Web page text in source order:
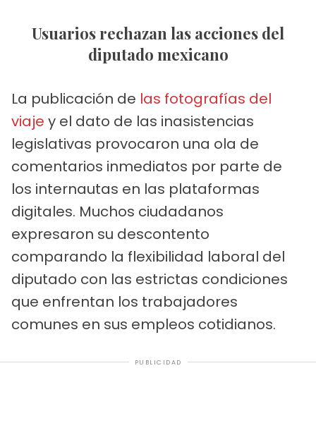
Usuarios rechazan las acciones del
diputado mexicano
La publicación de las fotografías del
viaje y el dato de las inasistencias
legislativas provocaron una ola de
comentarios inmediatos por parte de
los internautas en las plataformas
digitales. Muchos ciudadanos
expresaron su descontento
comparando la flexibilidad laboral del
diputado con las estrictas condiciones
que enfrentan los trabajadores
comunes en sus empleos cotidianos.
PUBLICIDAD